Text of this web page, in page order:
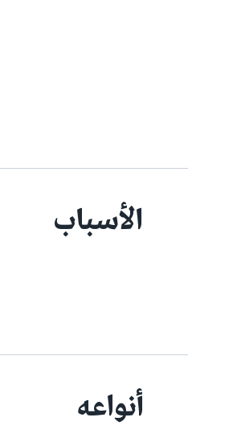
الأسباب
أنواعه